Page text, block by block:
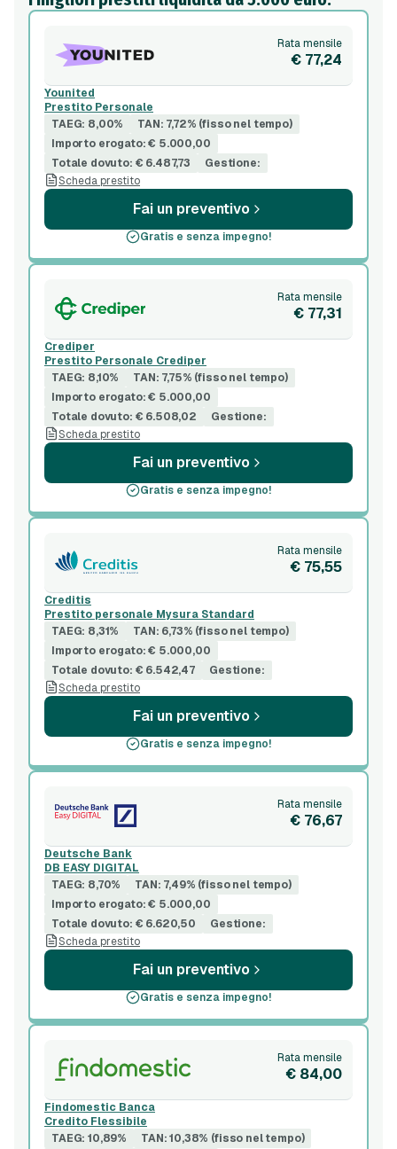
Rata mensile
€ 77,24
Younited
Prestito Personale
TAEG: 8,00%
TAN: 7,72% (fisso nel tempo)
Importo erogato: € 5.000,00
Totale dovuto: € 6.487,73
Gestione:
Scheda prestito
Fai un preventivo
Gratis e senza impegno!
Rata mensile
€ 77,31
Crediper
Prestito Personale Crediper
TAEG: 8,10%
TAN: 7,75% (fisso nel tempo)
Importo erogato: € 5.000,00
Totale dovuto: € 6.508,02
Gestione:
Scheda prestito
Fai un preventivo
Gratis e senza impegno!
Rata mensile
€ 75,55
Creditis
Prestito personale Mysura Standard
TAEG: 8,31%
TAN: 6,73% (fisso nel tempo)
Importo erogato: € 5.000,00
Totale dovuto: € 6.542,47
Gestione:
Scheda prestito
Fai un preventivo
Gratis e senza impegno!
Rata mensile
€ 76,67
Deutsche Bank
DB EASY DIGITAL
TAEG: 8,70%
TAN: 7,49% (fisso nel tempo)
Importo erogato: € 5.000,00
Totale dovuto: € 6.620,50
Gestione:
Scheda prestito
Fai un preventivo
Gratis e senza impegno!
Rata mensile
€ 84,00
Findomestic Banca
Credito Flessibile
TAEG: 10,89%
TAN: 10,38% (fisso nel tempo)